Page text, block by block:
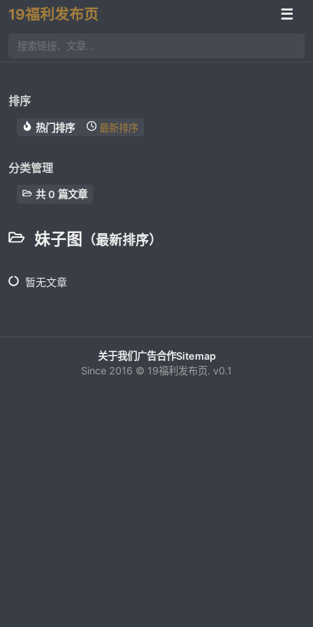
19福利发布页 ☰
排序
热门排序 最新排序
分类管理
共 0 篇文章
妹子图 （最新排序）
暂无文章
关于我们广告合作Sitemap
Since 2016 © 19福利发布页. v0.1